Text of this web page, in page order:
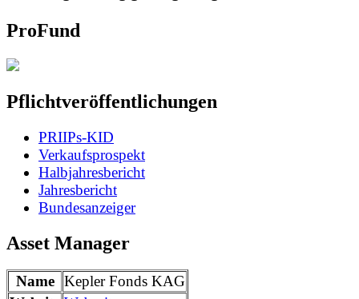
ProFund
Pflichtveröffentlichungen
PRIIPs-KID
Verkaufsprospekt
Halbjahresbericht
Jahresbericht
Bundesanzeiger
Asset Manager
Name Kepler Fonds KAG